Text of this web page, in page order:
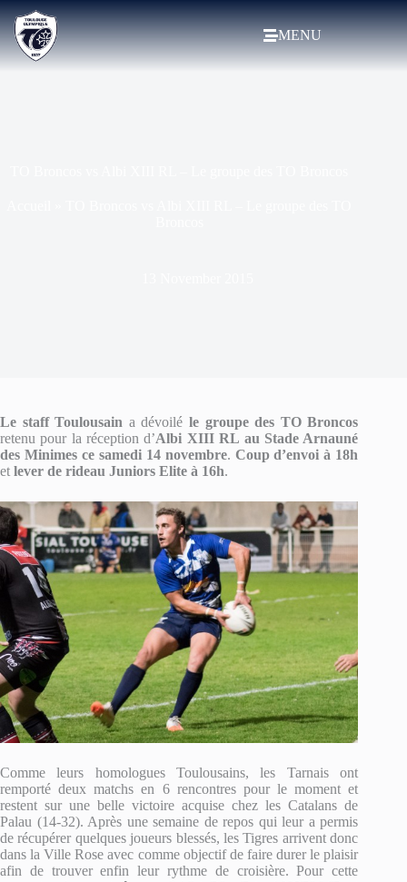
MENU
Le staff Toulousain a dévoilé le groupe des TO Broncos
retenu pour la réception d’Albi XIII RL au Stade Arnauné
des Minimes ce samedi 14 novembre. Coup d’envoi à 18h
et lever de rideau Juniors Elite à 16h.
Comme leurs homologues Toulousains, les Tarnais ont
remporté deux matchs en 6 rencontres pour le moment et
restent sur une belle victoire acquise chez les Catalans de
Palau (14-32). Après une semaine de repos qui leur a permis
de récupérer quelques joueurs blessés, les Tigres arrivent donc
dans la Ville Rose avec comme objectif de faire durer le plaisir
afin de trouver enfin leur rythme de croisière. Pour cette